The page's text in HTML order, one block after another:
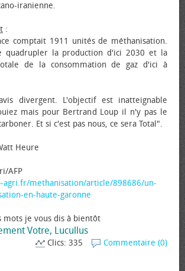
iranienne.
:
comptait 1911 unités de méthanisation.
quadrupler la production d'ici 2030 et la
de la consommation de gaz d'ici à
divergent. L'objectif est inatteignable
mais pour Bertrand Loup il n'y pas le
Et si c'est pas nous, ce sera Total".
Heure
AFP
agri.fr/methanisation/article/898686/un-
en-haute-garonne
mots je vous dis à bientôt
Votre, Lucullus
Commentaire (0)
Clics: 335